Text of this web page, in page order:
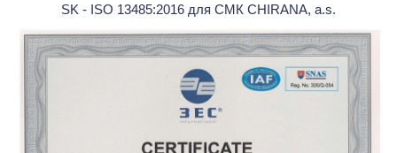
SK - ISO 13485:2016 для СМК CHIRANA, a.s.